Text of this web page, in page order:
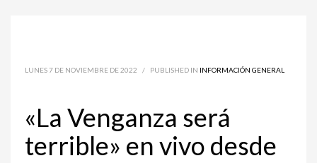
LUNES 7 DE NOVIEMBRE DE 2022 / PUBLISHED IN INFORMACIÓN GENERAL
«La Venganza será
terrible» en vivo desde